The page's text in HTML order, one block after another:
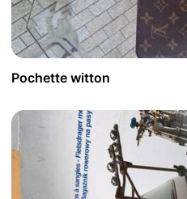
Pochette witton